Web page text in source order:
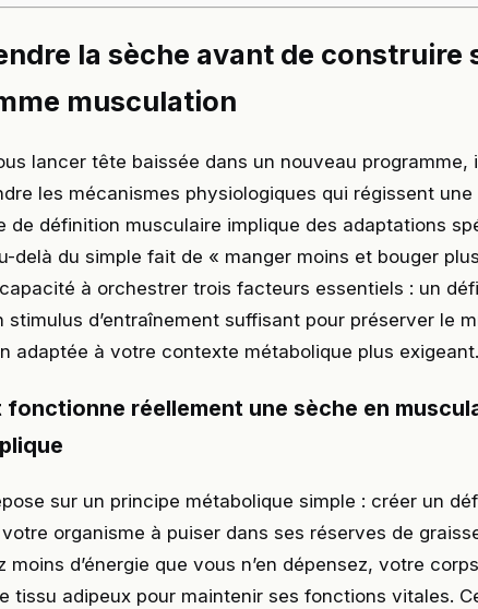
la sèche avant de construire
musculation
lancer tête baissée dans un nouveau programme,
les mécanismes physiologiques qui régissent une
de définition musculaire implique des adaptations
delà du simple fait de « manger moins et bouger
à orchestrer trois facteurs essentiels : un
stimulus d’entraînement suffisant pour préserver le
adaptée à votre contexte métabolique plus exigeant.
fonctionne réellement une sèche en
sur un principe métabolique simple : créer un
organisme à puiser dans ses réserves de
moins d’énergie que vous n’en dépensez, votre
tissu adipeux pour maintenir ses fonctions vitales.